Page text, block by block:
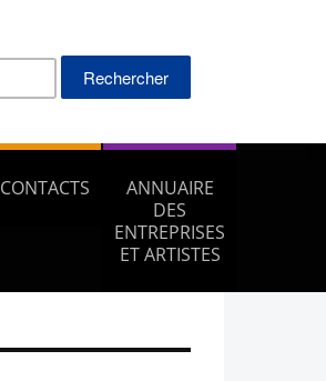
Rechercher :
CONTACTS
ANNUAIRE
DES
ENTREPRISES
ET ARTISTES